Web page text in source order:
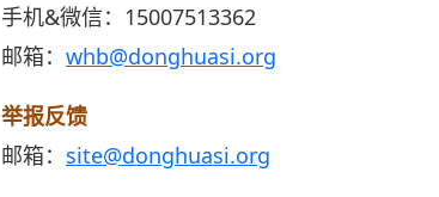
手机&微信：15007513362
邮箱： whb@donghuasi.org
举报反馈
邮箱： site@donghuasi.org